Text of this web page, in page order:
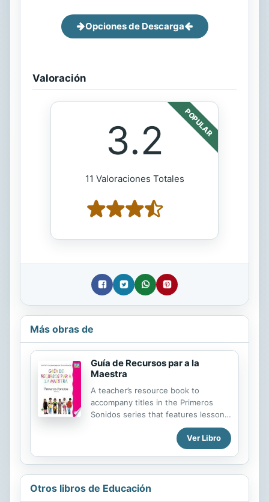
Opciones de Descarga
Valoración
POPULAR
3.2
11 Valoraciones Totales
Más obras de
Guía de Recursos par a la
Maestra
A teacher’s resource book to
accompany titles in the Primeros
Sonidos series that features lesson
plans, assessments, activities, and
Ver Libro
Otros libros de Educación